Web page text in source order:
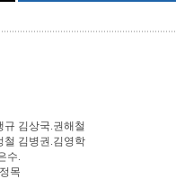
김상국.권해철
철 김병권.김영학
수.
목